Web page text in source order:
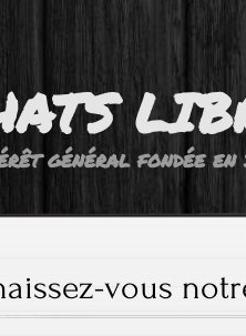
général fondée en
vous